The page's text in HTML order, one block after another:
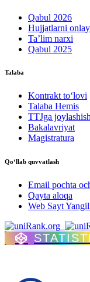
Qabul 2026
Hujjatlarni
Ta’lim narxi
Qabul 2025
Talaba
Kontrakt to‘lovі
Talaba Hemis
TTJga
Bakalavriyat
Magistratura
Qo‘llab quvvatlash
Email pochta
Qayta aloqa
Web Sayt